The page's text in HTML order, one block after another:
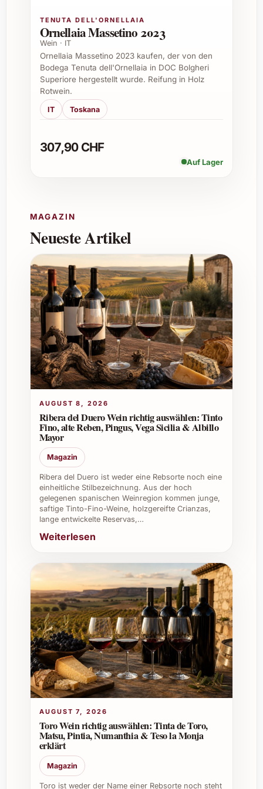
ist vegan hergestellt.
Wie passt Château Pesquié Terrasses Rouge 2023
zu Speisen?
Er harmoniert ausgezeichnet mit kräftigen
Fleischgerichten, würzigen Käsesorten
den charaktervollen Geschmack dieses
Weins.
Welche Auszeichnungen hat dieser Wein erhalten?
Der Jahrgang 2023 wurde für seine
Qualität bereits bei internationalen
Weinbewertungen anerkannt.
Ist der Wein auch für Einsteiger geeignet?
Ja, seine ausgewogene Struktur macht
ihn auch für Weinliebhaber, die neue
Geschmacksrichtungen entdecken
möchten, sehr attraktiv.
Wo kann man Château Pesquié Terrasses Rouge
2023 kaufen?
Er ist über ausgewählte Fachhändler und
Online-Shops erhältlich.
Tipps und Vorteile für private und
berufliche Nutzung
Privat:Perfekt für besondere
Familienfeiern, gemütliche Abende oder
als stilvolles Geschenk zu Festtagen wie
Weihnachten und Silvester.
Gastronomie:Ein hochwertiger Wein
für Restaurants und Caterings, der Gäste
beeindruckt.
Firmenevents:Ideal für Empfänge und
Business-Dinner, um einen
professionellen und genussvollen
Eindruck zu hinterlassen.
TENUTA DELL'ORNELLAIA
Ornellaia Massetino 2023
Wein · IT
Ornellaia Massetino 2023 kaufen, der von den
Bodega Tenuta dell'Ornellaia in DOC Bolgheri
Superiore hergestellt wurde. Reifung in Holz
Rotwein.
IT Toskana
307,90 CHF
Auf Lager
MAGAZIN
Neueste Artikel
AUGUST 8, 2026
Ribera del Duero Wein richtig auswählen: Tinto
Fino, alte Reben, Pingus, Vega Sicilia & Albillo
Mayor
Magazin
Ribera del Duero ist weder eine Rebsorte noch eine
einheitliche Stilbezeichnung. Aus der hoch
gelegenen spanischen Weinregion kommen junge,
saftige Tinto-Fino-Weine, holzgereifte Crianzas,
lange entwickelte Reservas,…
Weiterlesen
AUGUST 7, 2026
Toro Wein richtig auswählen: Tinta de Toro,
Matsu, Pintia, Numanthia & Teso la Monja
erklärt
Magazin
Toro ist weder der Name einer Rebsorte noch steht